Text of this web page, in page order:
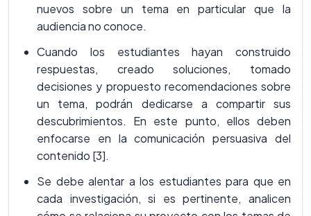
nuevos sobre un tema en particular que la
audiencia no conoce.
Cuando los estudiantes hayan construido
respuestas, creado soluciones, tomado
decisiones y propuesto recomendaciones sobre
un tema, podrán dedicarse a compartir sus
descubrimientos. En este punto, ellos deben
enfocarse en la comunicación persuasiva del
contenido [3].
Se debe alentar a los estudiantes para que en
cada investigación, si es pertinente, analicen